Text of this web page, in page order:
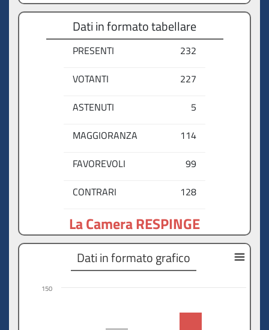
Dati in formato tabellare
PRESENTI
232
VOTANTI
227
ASTENUTI
5
MAGGIORANZA
114
FAVOREVOLI
99
CONTRARI
128
La Camera RESPINGE
150
Dati in formato grafico